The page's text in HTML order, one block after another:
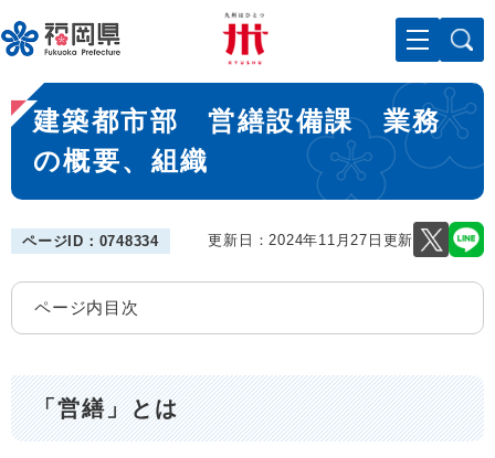
ー
ジ
先
頭
。
メニューを飛ばして本文へ
本
文
建築都市部 営繕設備課 業務
の概要、組織
ページID：0748334 更新日：2024年11月27日更新
ページ内目次
「営繕」とは